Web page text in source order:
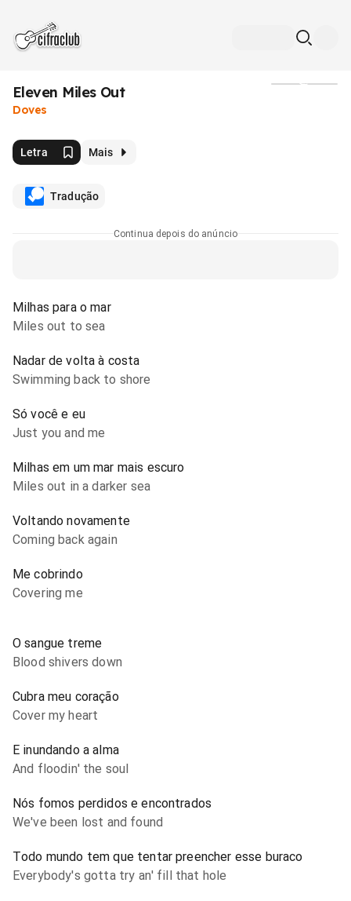
Eleven Miles Out
Doves
Letra Mais
Tradução
Continua depois do anúncio
Milhas para o mar
Miles out to sea
Nadar de volta à costa
Swimming back to shore
Só você e eu
Just you and me
Milhas em um mar mais escuro
Miles out in a darker sea
Voltando novamente
Coming back again
Me cobrindo
Covering me
O sangue treme
Blood shivers down
Cubra meu coração
Cover my heart
E inundando a alma
And floodin' the soul
Nós fomos perdidos e encontrados
We've been lost and found
Todo mundo tem que tentar preencher esse buraco
Everybody's gotta try an' fill that hole